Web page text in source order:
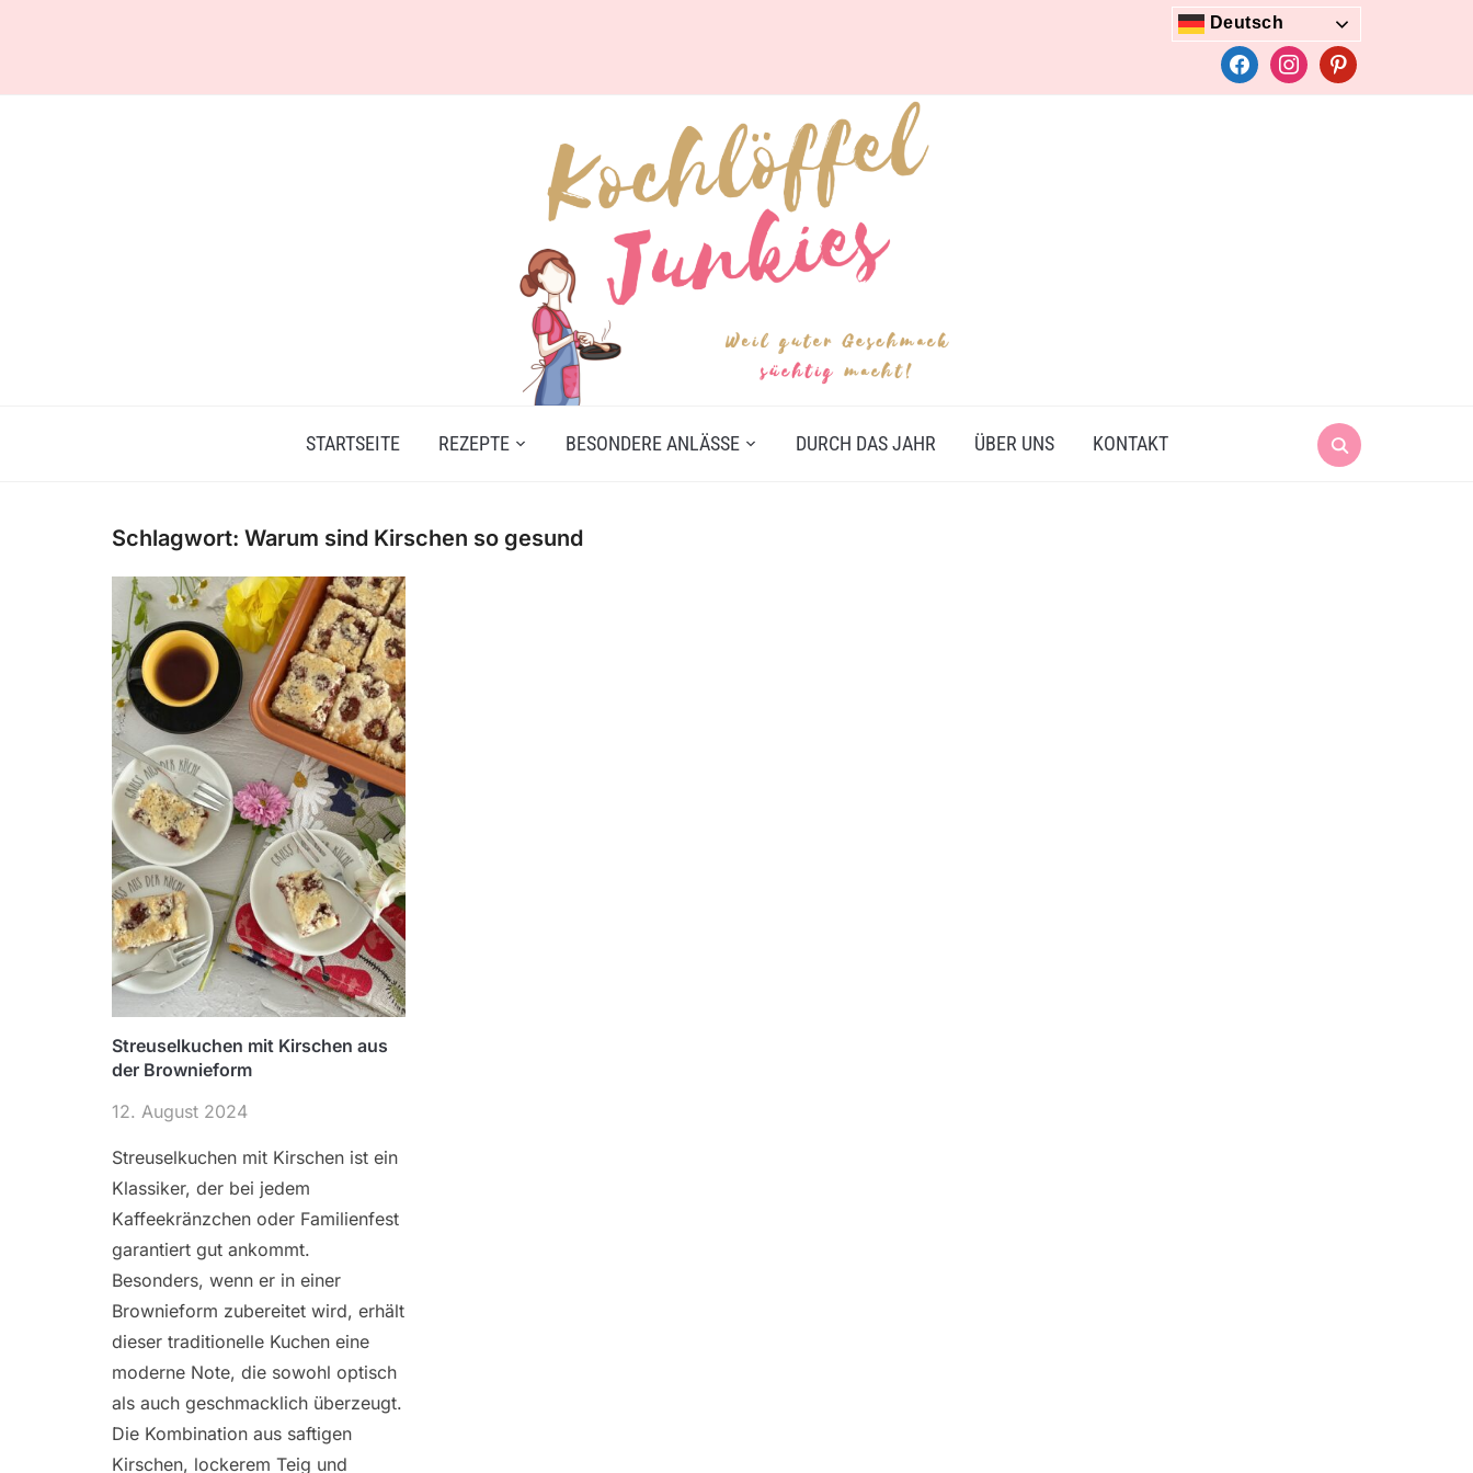
Deutsch
facebookinstagrampinterest
Search
for:
STARTSEITE REZEPTE BESONDERE ANLÄSSE DURCH DAS JAHR ÜBER UNS KONTAKT
Schlagwort: Warum sind Kirschen so gesund
Streuselkuchen mit Kirschen aus
der Brownieform
12. August 2024
Streuselkuchen mit Kirschen ist ein
Klassiker, der bei jedem
Kaffeekränzchen oder Familienfest
garantiert gut ankommt.
Besonders, wenn er in einer
Brownieform zubereitet wird, erhält
dieser traditionelle Kuchen eine
moderne Note, die sowohl optisch
als auch geschmacklich überzeugt.
Die Kombination aus saftigen
Kirschen, lockerem Teig und